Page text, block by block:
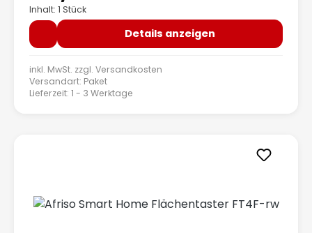
Inhalt: 1 Stück
Details anzeigen
inkl. MwSt. zzgl. Versandkosten
Versandart: Paket
Lieferzeit: 1 - 3 Werktage